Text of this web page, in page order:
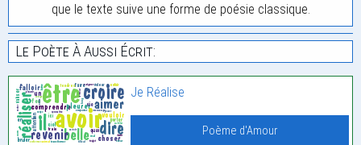
que le texte suive une forme de poésie classique.
Le Poète À Aussi Écrit:
Je Réalise
Poème d'Amour